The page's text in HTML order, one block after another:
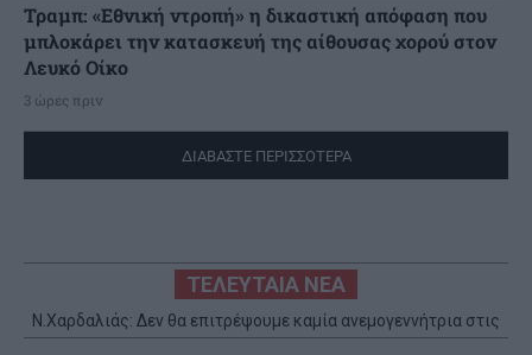
Τραμπ: «Εθνική ντροπή» η δικαστική απόφαση που
μπλοκάρει την κατασκευή της αίθουσας χορού στον
Λευκό Οίκο
3 ώρες πριν
ΔΙΑΒΑΣΤΕ ΠΕΡΙΣΣΟΤΕΡΑ